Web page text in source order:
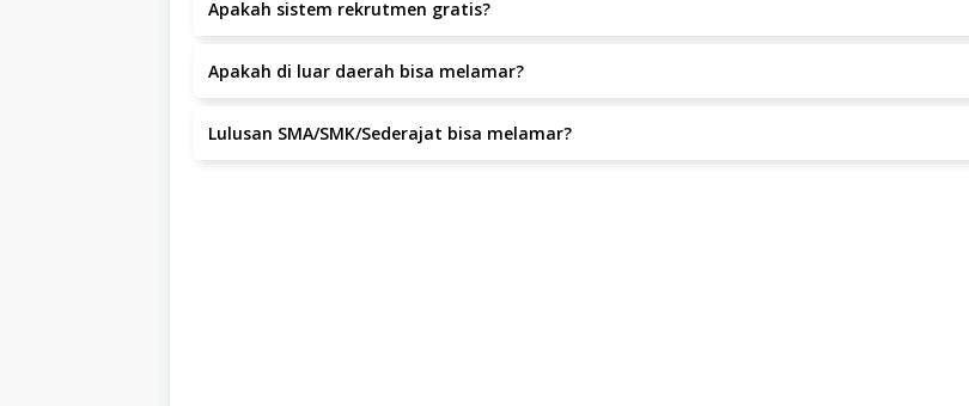
Apakah sistem rekrutmen gratis?
Apakah di luar daerah bisa melamar?
No.296, Cijagra, Surabaya, Surabaya.
Lulusan SMA/SMK/Sederajat bisa melamar?